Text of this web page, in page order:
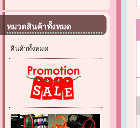
หมวดสินค้าทั้งหมด
สินค้าทั้งหมด